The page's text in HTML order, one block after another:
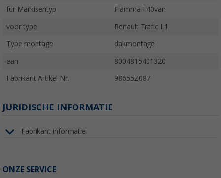
für Markisentyp Fiamma F40van
voor type Renault Trafic L1
Type montage dakmontage
ean 8004815401320
Fabrikant Artikel Nr. 98655Z087
JURIDISCHE INFORMATIE
Fabrikant informatie
ONZE SERVICE